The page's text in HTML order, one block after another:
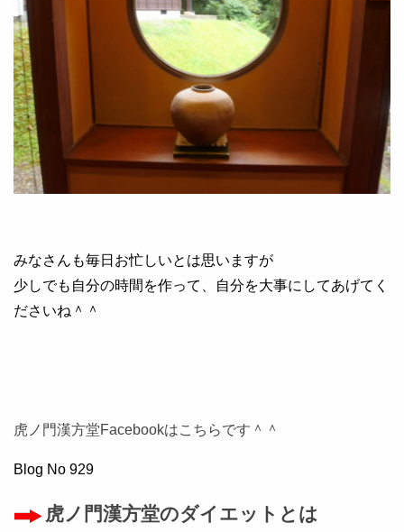
みなさんも毎日お忙しいとは思いますが
少しでも自分の時間を作って、自分を大事にしてあげてく
ださいね＾＾
虎ノ門漢方堂Facebookはこちらです＾＾
Blog No 929
虎ノ門漢方堂のダイエットとは